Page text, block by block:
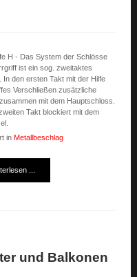
H - Das System der Schlösse
ist ein sog. zweitaktes
In den ersten Takt mit der Hilfe
Verschließen zusätzliche
mit dem Hauptschloss.
Takt blockiert mit dem
in Metallbeschlag
...
und Balkonen